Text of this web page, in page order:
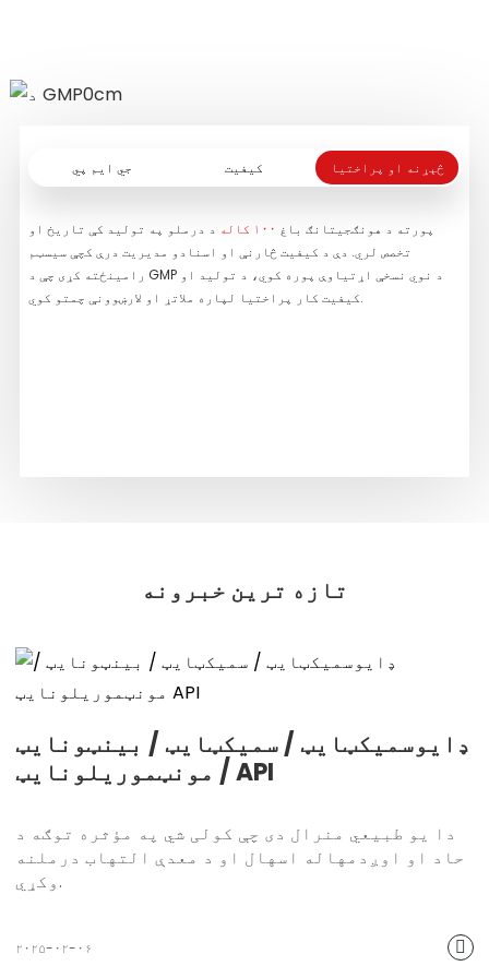
جي ایم پي کیفیت څېړنه او پراختیا
پورته د هونګجیتانګ باغ ۱۰۰ کاله
د درملو په تولید کې تاریخ او
تخصص لري. دې د کیفیت څارنې او اسنادو مدیریت درې کچې سیسټم
رامینځته کړی چې د GMP د نوي نسخې اړتیاوې پوره کوي، د تولید او
کیفیت کار پراختیا لپاره ملاتړ او لارښوونې چمتو کوي.
تازه ترین خبرونه
ډایوسمیکټایټ / سمیکټایټ / بینټونایټ
/ مونټموریلونایټ API
دا یو طبیعي منرال دی چې کولی شي په مؤثره توګه د
حاد او اوږدمهاله اسهال او د معدې التهاب درملنه
وکړي.
۲۰۲۵-۰۲-۰۶